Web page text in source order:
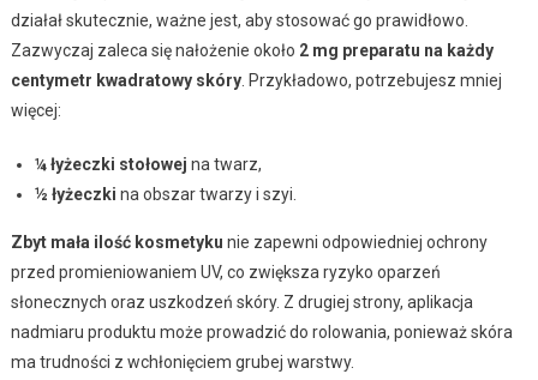
działał skutecznie, ważne jest, aby stosować go prawidłowo.
Zazwyczaj zaleca się nałożenie około 2 mg preparatu na każdy
centymetr kwadratowy skóry. Przykładowo, potrzebujesz mniej
więcej:
¼ łyżeczki stołowej na twarz,
½ łyżeczki na obszar twarzy i szyi.
Zbyt mała ilość kosmetyku nie zapewni odpowiedniej ochrony
przed promieniowaniem UV, co zwiększa ryzyko oparzeń
słonecznych oraz uszkodzeń skóry. Z drugiej strony, aplikacja
nadmiaru produktu może prowadzić do rolowania, ponieważ skóra
ma trudności z wchłonięciem grubej warstwy.